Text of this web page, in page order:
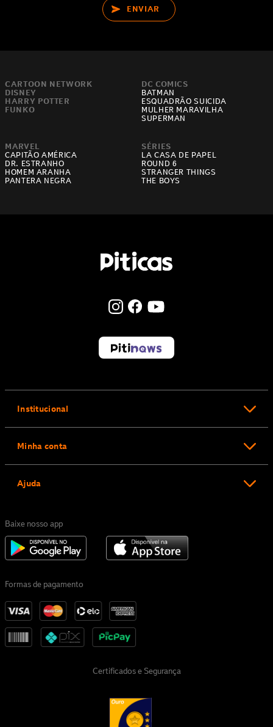
ENVIAR
CARTOON NETWORK
DISNEY
HARRY POTTER
FUNKO
DC COMICS
BATMAN
ESQUADRÃO SUICIDA
MULHER MARAVILHA
SUPERMAN
MARVEL
CAPITÃO AMÉRICA
DR. ESTRANHO
HOMEM ARANHA
PANTERA NEGRA
SÉRIES
LA CASA DE PAPEL
ROUND 6
STRANGER THINGS
THE BOYS
Institucional
Minha conta
Ajuda
Baixe nosso app
Formas de pagamento
Certificados e Segurança